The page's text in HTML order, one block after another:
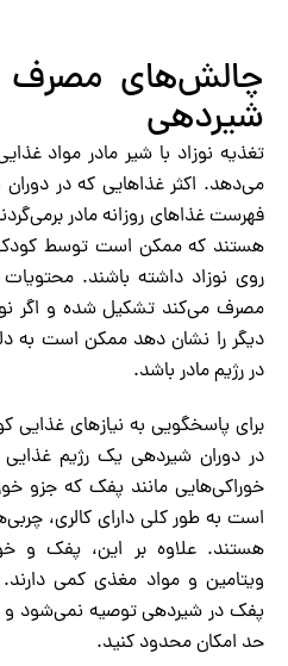
چالش‌های مصرف
شیردهی
تغذیه نوزاد با شیر مادر مواد
می‌دهد. اکثر غذاهایی که در دوران
فهرست غذاهای روزانه مادر
هستند که ممکن است توسط کودک
روی نوزاد داشته باشند.
مصرف می‌کند تشکیل شده و اگر
دیگر را نشان دهد ممکن است به
در رژیم مادر باشد.
برای پاسخگویی به نیازهای
در دوران شیردهی یک رژیم
خوراکی‌هایی مانند پفک که جزو
است به طور کلی دارای کالری،
هستند. علاوه بر این، پفک و
ویتامین و مواد مغذی کمی
پفک در شیردهی توصیه نمی‌شود و
حد امکان محدود کنید.